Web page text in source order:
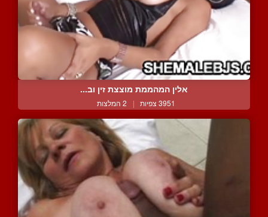
אלין המהממת מוצצת זין וב...
3951 צפיות | 2 המלצות